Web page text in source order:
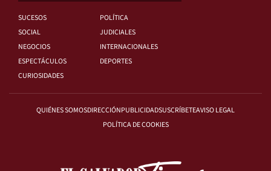
SUCESOS
POLÍTICA
SOCIAL
JUDICIALES
NEGOCIOS
INTERNACIONALES
ESPECTÁCULOS
DEPORTES
CURIOSIDADES
QUIÉNES SOMOSDIRECCIÓNPUBLICIDADSUSCRÍBETEAVISO LEGAL
POLÍTICA DE COOKIES